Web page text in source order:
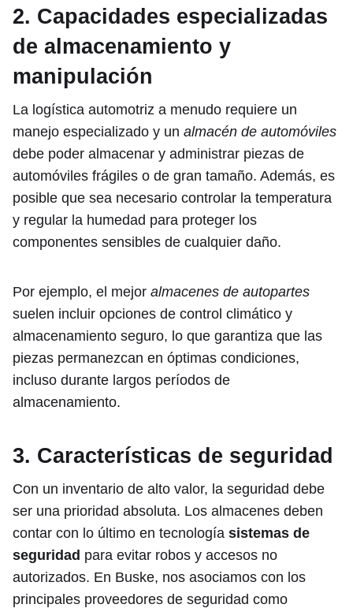
2. Capacidades especializadas
de almacenamiento y
manipulación
La logística automotriz a menudo requiere un
manejo especializado y un almacén de automóviles
debe poder almacenar y administrar piezas de
automóviles frágiles o de gran tamaño. Además, es
posible que sea necesario controlar la temperatura
y regular la humedad para proteger los
componentes sensibles de cualquier daño.
Por ejemplo, el mejor almacenes de autopartes
suelen incluir opciones de control climático y
almacenamiento seguro, lo que garantiza que las
piezas permanezcan en óptimas condiciones,
incluso durante largos períodos de
almacenamiento.
3. Características de seguridad
Con un inventario de alto valor, la seguridad debe
ser una prioridad absoluta. Los almacenes deben
contar con lo último en tecnología sistemas de
seguridad para evitar robos y accesos no
autorizados. En Buske, nos asociamos con los
principales proveedores de seguridad como